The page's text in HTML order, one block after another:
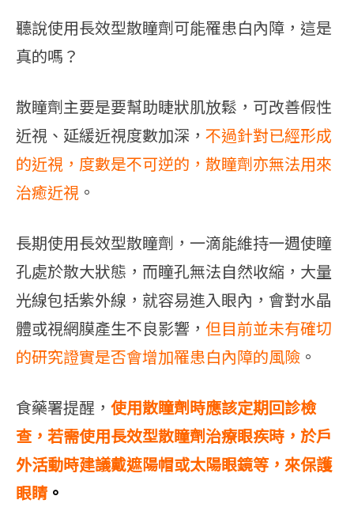
聽說使用長效型散瞳劑可能罹患白內障，這是
真的嗎？
散瞳劑主要是要幫助睫狀肌放鬆，可改善假性
近視、延緩近視度數加深， 不過針對已經形成
的近視，度數是不可逆的，散瞳劑亦無法用來
治癒近視 。
長期使用長效型散瞳劑，一滴能維持一週使瞳
孔處於散大狀態，而瞳孔無法自然收縮，大量
光線包括紫外線，就容易進入眼內，會對水晶
體或視網膜產生不良影響， 但目前並未有確切
的研究證實是否會增加罹患白內障的風險 。
食藥署提醒， 使用散瞳劑時應該定期回診檢
查，若需使用長效型散瞳劑治療眼疾時，於戶
外活動時建議戴遮陽帽或太陽眼鏡等，來保護
眼睛 。